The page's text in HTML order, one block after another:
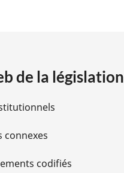
de la législation
connexes
codifiés